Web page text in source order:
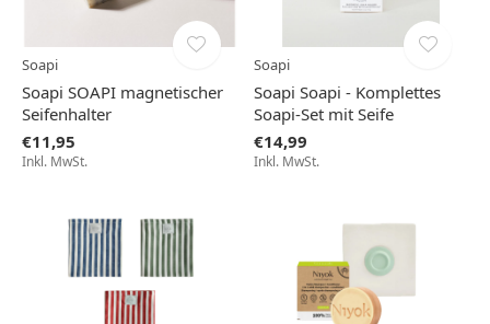
Soapi
Soapi SOAPI magnetischer
Seifenhalter
€11,95
Inkl. MwSt.
Soapi
Soapi Soapi - Komplettes
Soapi-Set mit Seife
€14,99
Inkl. MwSt.